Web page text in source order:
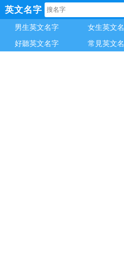
英文名字
男生英文名字 女生英文
好聽英文名字
常見英文